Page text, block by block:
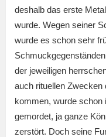
deshalb das erste
wurde. Wegen seiner
wurde es schon sehr
der jeweiligen
auch rituellen
kommen, wurde schon
gemordet, ja ganze
zerstört. Doch seine